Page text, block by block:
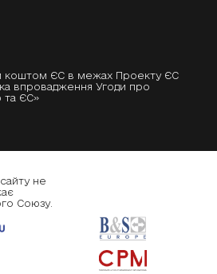
коштом ЄС в межах Проекту ЄС
впровадження Угоди про
та ЄС»
не
Союзу.